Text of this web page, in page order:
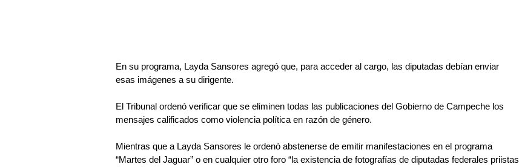
En su programa, Layda Sansores agregó que, para acceder al cargo, las diputadas debían enviar
esas imágenes a su dirigente.
El Tribunal ordenó verificar que se eliminen todas las publicaciones del Gobierno de Campeche los
mensajes calificados como violencia política en razón de género.
Mientras que a Layda Sansores le ordenó abstenerse de emitir manifestaciones en el programa
“Martes del Jaguar” o en cualquier otro foro “la existencia de fotografías de diputadas federales priistas